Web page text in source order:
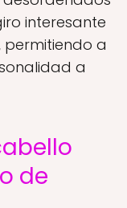
interesante
a
a
de